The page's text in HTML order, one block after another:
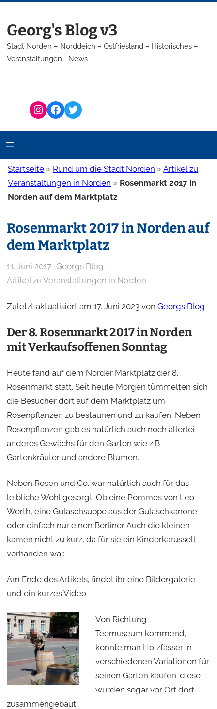
springen
Georg's Blog v3
Stadt Norden – Norddeich – Ostfriesland – Historisches –
Veranstaltungen– News
Instagram Facebook Twitter
Startseite » Rund um die Stadt Norden »Artikel zu
Veranstaltungen in Norden » Rosenmarkt 2017 in
Norden auf dem Marktplatz
Rosenmarkt 2017 in Norden auf
dem Marktplatz
11. Juni 2017–Georgs Blog–
Artikel zu Veranstaltungen in Norden
Zuletzt aktualisiert am 17. Juni 2023 von Georgs Blog
Der 8. Rosenmarkt 2017 in Norden
mit Verkaufsoffenen Sonntag
Heute fand auf dem Norder Marktplatz der 8.
Rosenmarkt statt. Seit heute Morgen tümmelten sich
die Besucher dort auf dem Marktplatz um
Rosenpflanzen zu bestaunen und zu kaufen. Neben
Rosenpflanzen gab es natürlich auch noch allerlei
anderes Gewächs für den Garten wie z.B
Gartenkräuter und andere Blumen.
Neben Rosen und Co. war natürlich auch für das
leibliche Wohl gesorgt. Ob eine Pommes von Leo
Werth, eine Gulaschsuppe aus der Gulaschkanone
oder einfach nur einen Berliner. Auch die kleinen
kamen nicht zu kurz, da für sie ein Kinderkarussell
vorhanden war.
Am Ende des Artikels, findet ihr eine Bildergalerie
und ein kurzes Video.
Von Richtung
Teemuseum kommend,
konnte man Holzfässer in
verschiedenen Variationen für
seinen Garten kaufen. diese
wurden sogar vor Ort dort
zusammengebaut.